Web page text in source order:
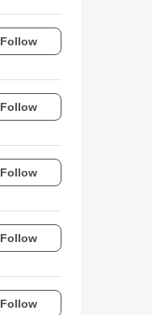
Follow
Follow
Follow
Follow
Follow